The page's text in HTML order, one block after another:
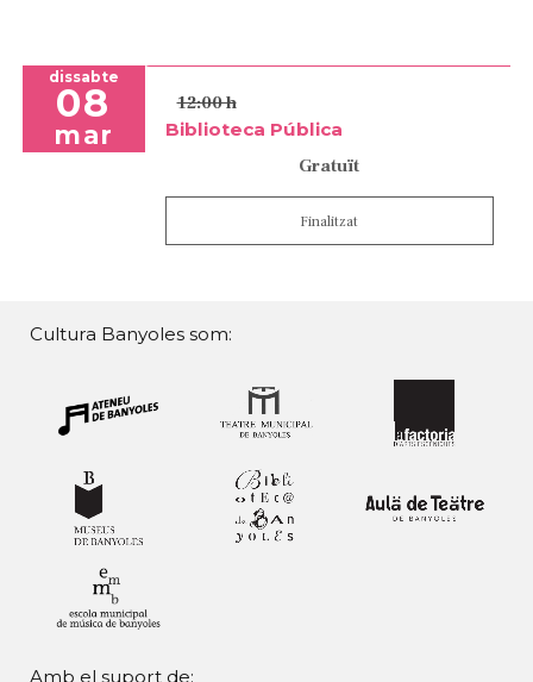
dissabte
08
mar
12:00 h
Biblioteca Pública
Gratuït
Finalitzat
Cultura Banyoles som:
Amb el suport de: